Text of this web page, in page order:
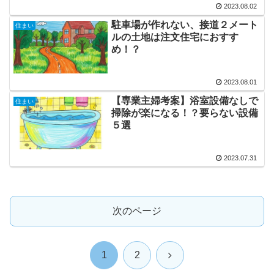
2023.08.02
住まい
駐車場が作れない、接道２メート
ルの土地は注文住宅におすす
め！？
2023.08.01
住まい
【専業主婦考案】浴室設備なしで
掃除が楽になる！？要らない設備
５選
2023.07.31
次のページ
1 2 次